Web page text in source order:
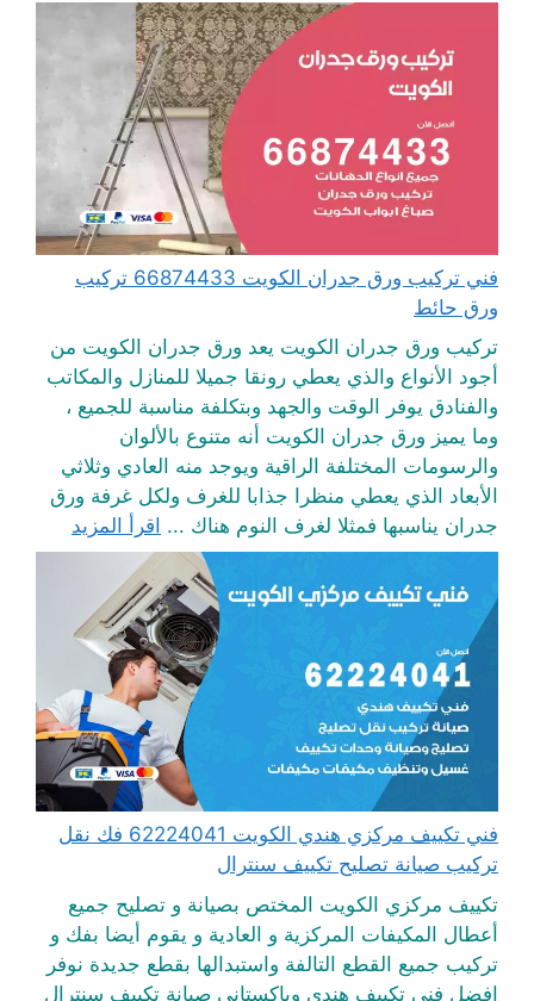
فني تركيب ورق جدران الكويت 66874433 تركيب
ورق حائط
تركيب ورق جدران الكويت يعد ورق جدران الكويت من
أجود الأنواع والذي يعطي رونقا جميلا للمنازل والمكاتب
والفنادق يوفر الوقت والجهد وبتكلفة مناسبة للجميع ،
وما يميز ورق جدران الكويت أنه متنوع بالألوان
والرسومات المختلفة الراقية ويوجد منه العادي وثلاثي
الأبعاد الذي يعطي منظرا جذابا للغرف ولكل غرفة ورق
جدران يناسبها فمثلا لغرف النوم هناك ... اقرأ المزيد
فني تكييف مركزي هندي الكويت 62224041 فك نقل
تركيب صيانة تصليح تكييف سنترال
تكييف مركزي الكويت المختص بصيانة و تصليح جميع
أعطال المكيفات المركزية و العادية و يقوم أيضا بفك و
تركيب جميع القطع التالفة واستبدالها بقطع جديدة نوفر
افضل فني تكييف هندي وباكستاني صيانة تكييف سنترال